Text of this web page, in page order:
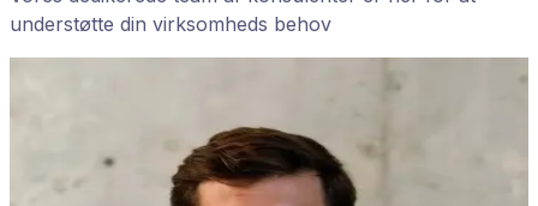
understøtte din virksomheds behov